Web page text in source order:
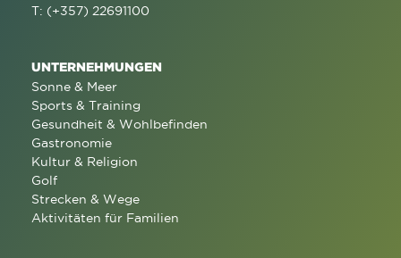
T: (+357) 22691100
UNTERNEHMUNGEN
Sonne & Meer
Sports & Training
Gesundheit & Wohlbefinden
Gastronomie
Kultur & Religion
Golf
Strecken & Wege
Aktivitäten für Familien